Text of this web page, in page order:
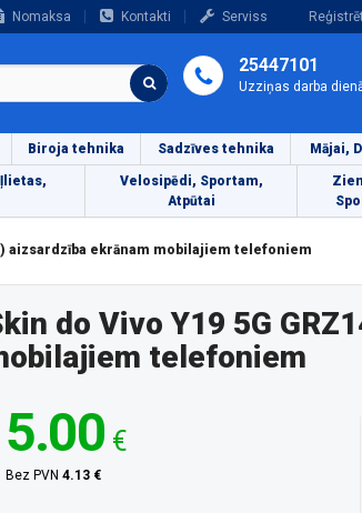
Nomaksa Kontakti Serviss
25447101
Uzziņas darba
Biroja tehnika Sadzīves tehnika Mājai,
Velosipēdi, Sportam,
Atpūtai
aizsardzība ekrānam mobilajiem telefoniem
do Vivo Y19 5G
telefoniem
5.00 €
Bez PVN 4.13 €